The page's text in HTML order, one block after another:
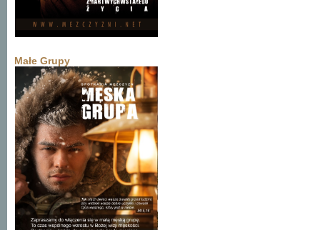
Małe Grupy